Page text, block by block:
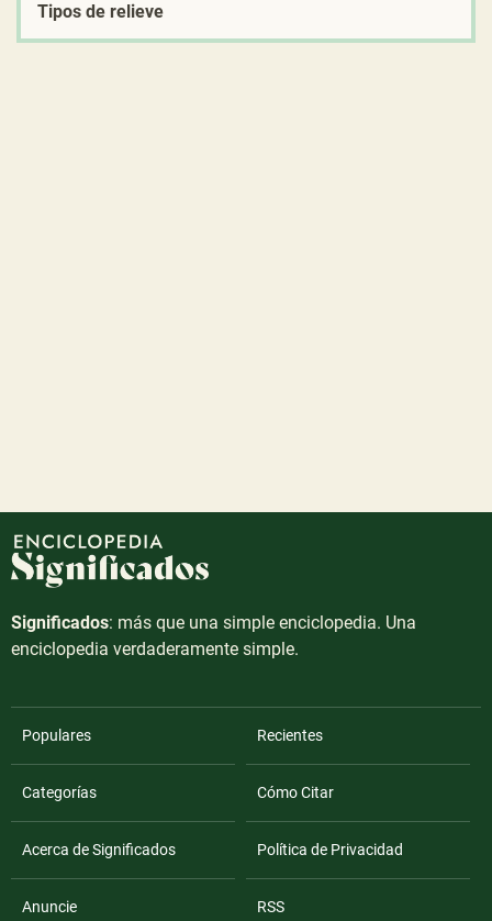
Tipos de relieve
Significados: más que una simple enciclopedia. Una
enciclopedia verdaderamente simple.
Populares Recientes
Categorías Cómo Citar
Acerca de Significados Política de Privacidad
Anuncie RSS